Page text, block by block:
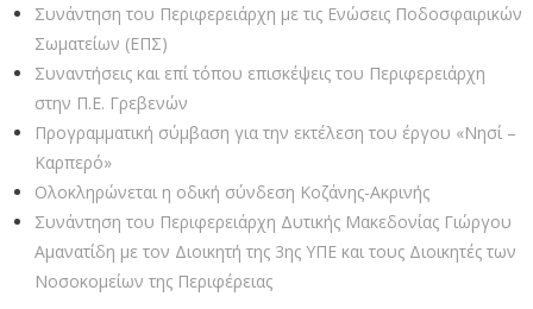
Συνάντηση του Περιφερειάρχη με τις Ενώσεις Ποδοσφαιρικών
Σωματείων (ΕΠΣ)
Συναντήσεις και επί τόπου επισκέψεις του Περιφερειάρχη
στην Π.Ε. Γρεβενών
Προγραμματική σύμβαση για την εκτέλεση του έργου «Νησί –
Καρπερό»
Ολοκληρώνεται η οδική σύνδεση Κοζάνης-Ακρινής
Συνάντηση του Περιφερειάρχη Δυτικής Μακεδονίας Γιώργου
Αμανατίδη με τον Διοικητή της 3ης ΥΠΕ και τους Διοικητές των
Νοσοκομείων της Περιφέρειας